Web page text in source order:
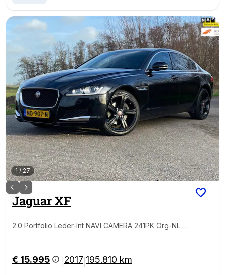
1 / 27
JaguarXF
2.0 Portfolio Leder-Int NAVI CAMERA 241PK Org-NL Cl
€ 15.995 2017 195.810 km